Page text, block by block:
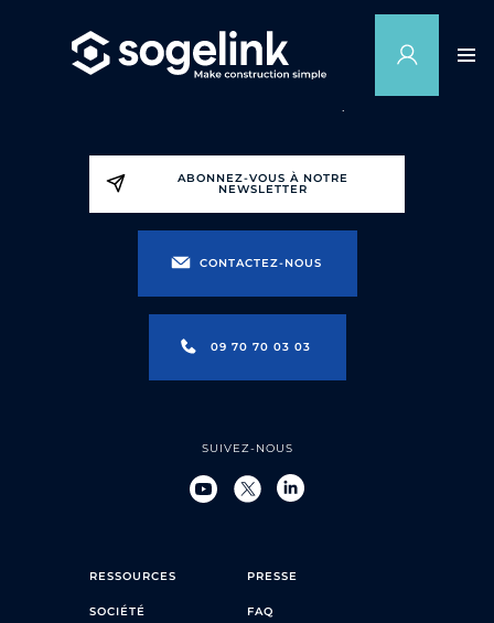
ABONNEZ-VOUS À NOTRE
NEWSLETTER
CONTACTEZ-NOUS
09 70 70 03 03
SUIVEZ-NOUS
RESSOURCES
SOCIÉTÉ
PRESSE
FAQ